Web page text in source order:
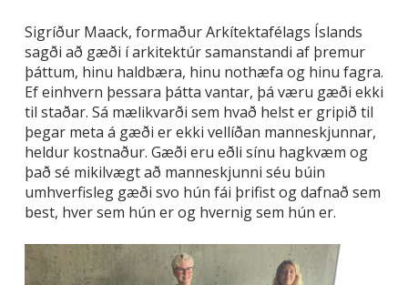
Sigríður Maack, formaður Arkítektafélags Íslands
sagði að gæði í arkitektúr samanstandi af þremur
þáttum, hinu haldbæra, hinu nothæfa og hinu fagra.
Ef einhvern þessara þátta vantar, þá væru gæði ekki
til staðar. Sá mælikvarði sem hvað helst er gripið til
þegar meta á gæði er ekki vellíðan manneskjunnar,
heldur kostnaður. Gæði eru eðli sínu hagkvæm og
það sé mikilvægt að manneskjunni séu búin
umhverfisleg gæði svo hún fái þrifist og dafnað sem
best, hver sem hún er og hvernig sem hún er.